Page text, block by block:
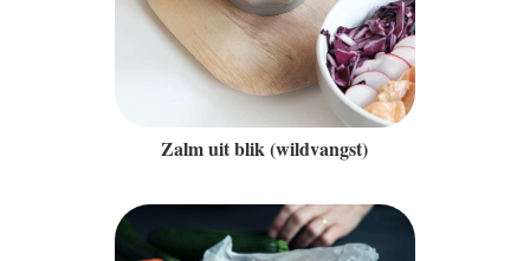
Zalm uit blik (wildvangst)